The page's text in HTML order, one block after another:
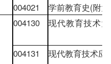
004021 学前教育史(附
004130 现代教育技术
004131
现代教育技术应